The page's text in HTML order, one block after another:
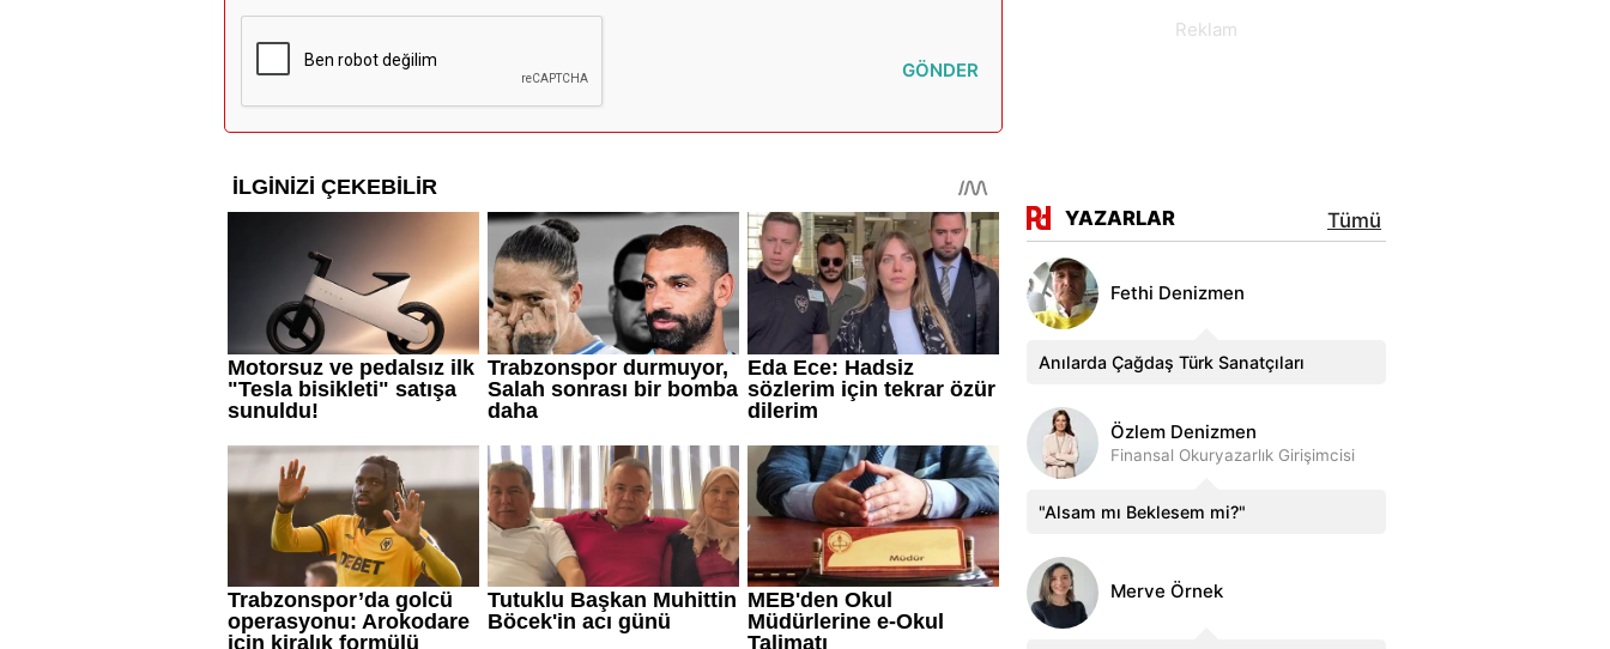
GÖNDER
YAZARLAR Tümü
Fethi Denizmen
Anılarda Çağdaş Türk Sanatçıları
Özlem Denizmen
Finansal Okuryazarlık Girişimcisi
"Alsam mı Beklesem mi?"
Merve Örnek